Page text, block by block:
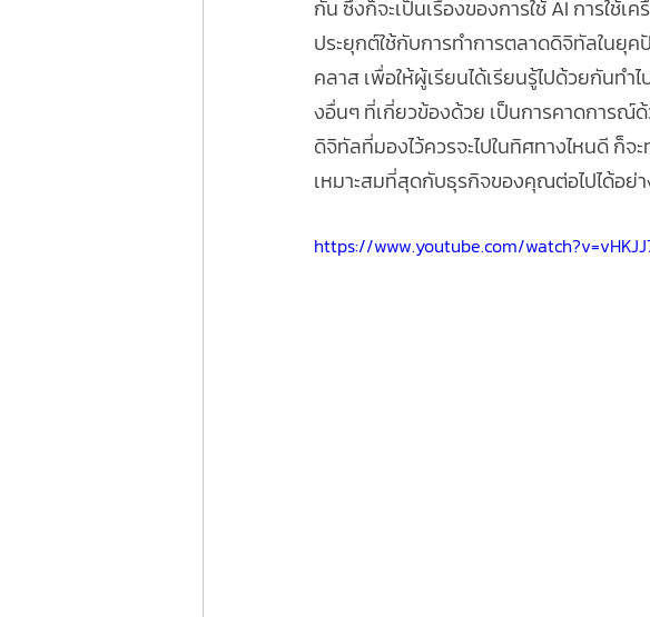
กัน ซึ่งก็จะเป็นเรื่องของการใช้ AI การใช้เ
ประยุกต์ใช้กับการทำการตลาดดิจิทัลในยุค
คลาส เพื่อให้ผู้เรียนได้เรียนรู้ไปด้วยกันท
งอื่นๆ ที่เกี่ยวข้องด้วย เป็นการคาดการณ์
ดิจิทัลที่มองไว้ควรจะไปในทิศทางไหนดี ก็
เหมาะสมที่สุดกับธุรกิจของคุณต่อไปได้อย่
https://www.youtube.com/